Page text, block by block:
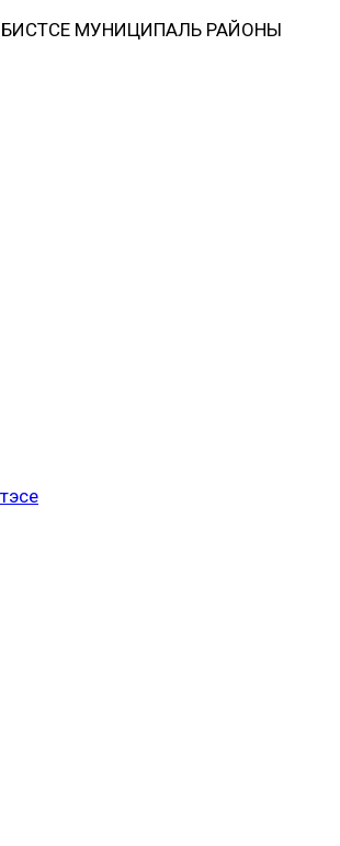
МУНИЦИПАЛЬ РАЙОНЫ